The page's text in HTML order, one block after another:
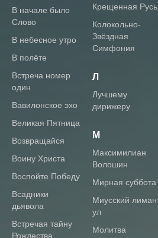
В начале было
Слово
В небесное утро
В полёте
Встреча номер
один
Вавилонское эхо
Великая Пятница
Возвращайся
Воину Христа
Воспойте Победу
Всадники
дьявола
Встречая тайну
Рождества
Крещенная Русь
Колокольно-
Звёздная
Симфония
Л
Лучшему
дирижеру
М
Максимилиан
Волошин
Мирная суббота
Миусский лиман
ул
Молитва